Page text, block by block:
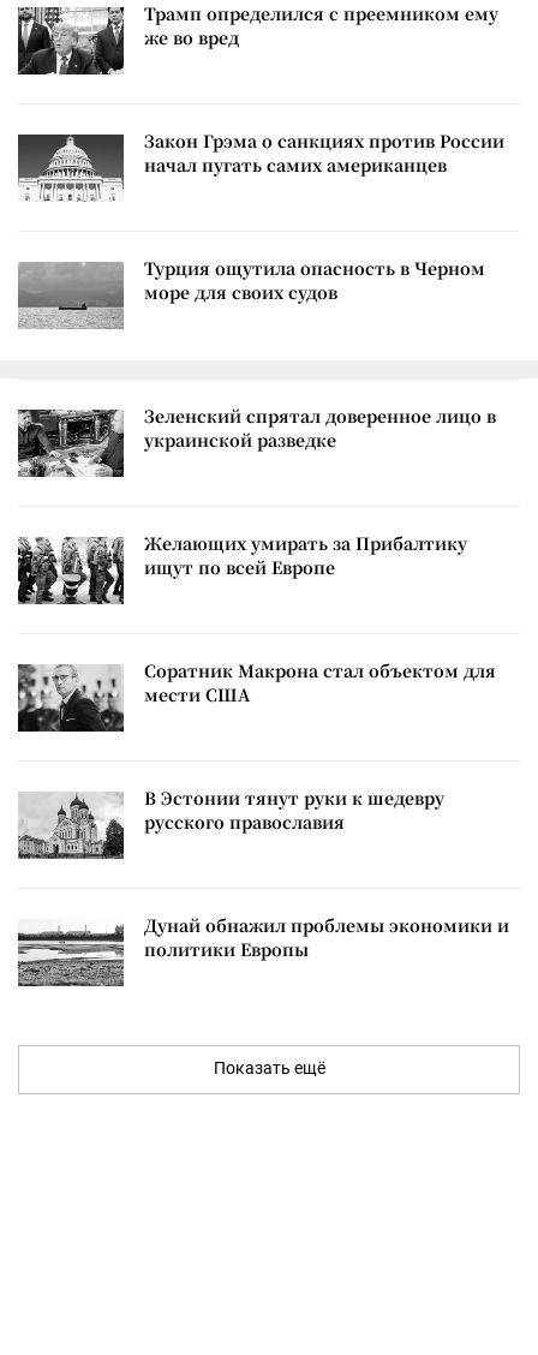
Трамп определился с преемником ему
же во вред
Закон Грэма о санкциях против России
начал пугать самих американцев
Турция ощутила опасность в Черном
море для своих судов
Зеленский спрятал доверенное лицо в
украинской разведке
Желающих умирать за Прибалтику
ищут по всей Европе
Соратник Макрона стал объектом для
мести США
В Эстонии тянут руки к шедевру
русского православия
Дунай обнажил проблемы экономики и
политики Европы
Показать ещё